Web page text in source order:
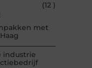
(12 )
met
industrie